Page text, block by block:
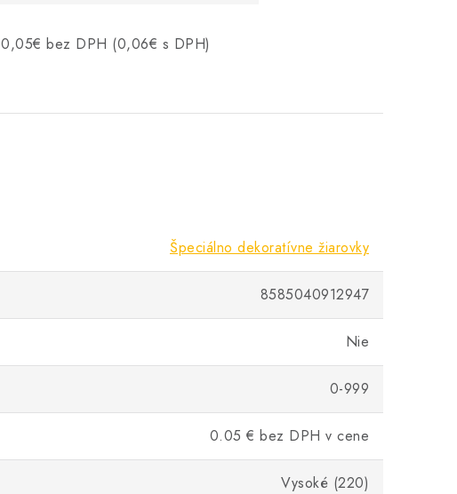
0,05€ bez DPH (0,06€ s DPH)
Špeciálno dekoratívne žiarovky
8585040912947
Nie
0-999
0.05 € bez DPH v cene
Vysoké (220)